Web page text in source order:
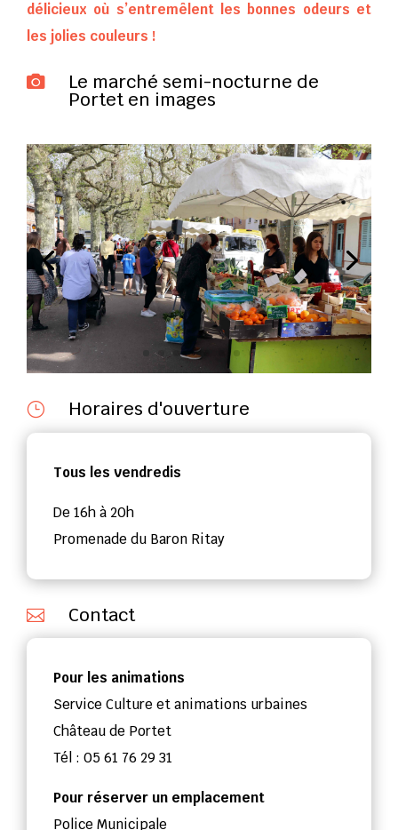
délicieux où s’entremêlent les bonnes odeurs et
les jolies couleurs !
 Le marché semi-nocturne de
Portet en images
} Horaires d'ouverture
Tous les vendredis
De 16h à 20h
Promenade du Baron Ritay
 Contact
Pour les animations
Service Culture et animations urbaines
Château de Portet
Tél : 05 61 76 29 31
Pour réserver un emplacement
Police Municipale